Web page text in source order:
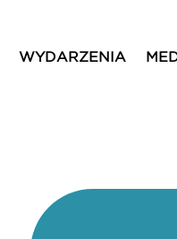
WYDARZENIA